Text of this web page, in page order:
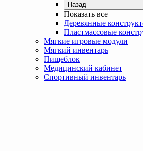
Назад
Показать все
Деревянные
Пластмассовые
Мягкие игровые модули
Мягкий инвентарь
Пищеблок
Медицинский кабинет
Спортивный инвентарь